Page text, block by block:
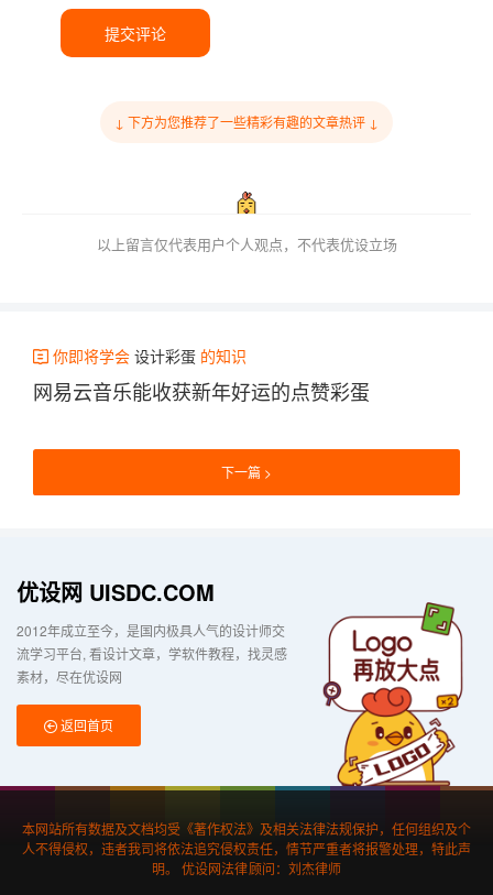
提交评论
↓ 下方为您推荐了一些精彩有趣的文章热评 ↓
以上留言仅代表用户个人观点，不代表优设立场
你即将学会 设计彩蛋 的知识
网易云音乐能收获新年好运的点赞彩蛋
下一篇
优设网 UISDC.COM
2012年成立至今，是国内极具人气的设计师交
流学习平台 看设计文章，学软件教程，找灵感
素材，尽在优设网
返回首页
本网站所有数据及文档均受《著作权法》及相关法律法规保护，任何组织及个
人不得侵权，违者我司将依法追究侵权责任，情节严重者将报警处理，特此声
明。 优设网法律顾问：刘杰律师